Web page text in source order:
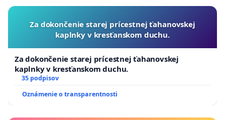
Za dokončenie starej prícestnej ťahanovskej
kaplnky v kresťanskom duchu.
Za dokončenie starej prícestnej ťahanovskej
kaplnky v kresťanskom duchu.
35 podpisov
Oznámenie o transparentnosti